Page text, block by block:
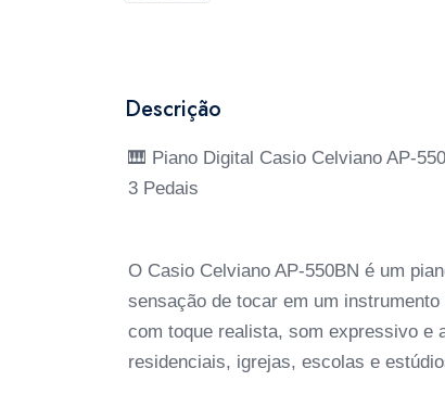
Descrição
🎹 Piano Digital Casio Celviano AP-
3 Pedais
O Casio Celviano AP-550BN é um
sensação de tocar em um
com toque realista, som expressivo e
residenciais, igrejas, escolas e